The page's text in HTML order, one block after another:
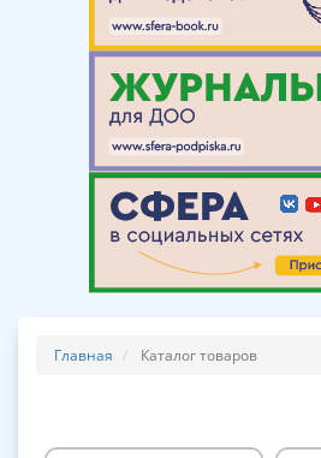
Главная Каталог товаров